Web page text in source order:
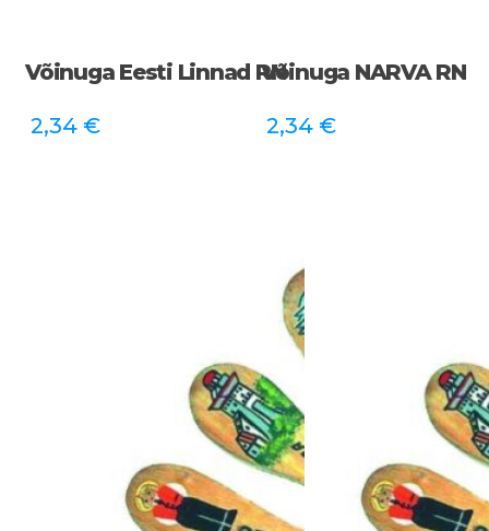
Võinuga Eesti Linnad RN
2,34 €
Võinuga NARVA RN
2,34 €